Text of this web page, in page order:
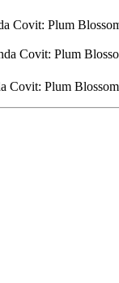
Covit: Plum
Covit: Plum
Covit: Plum